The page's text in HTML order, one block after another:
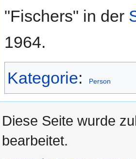
"Fischers" in der
1964.
Kategorie: Person
Diese Seite wurde
bearbeitet.